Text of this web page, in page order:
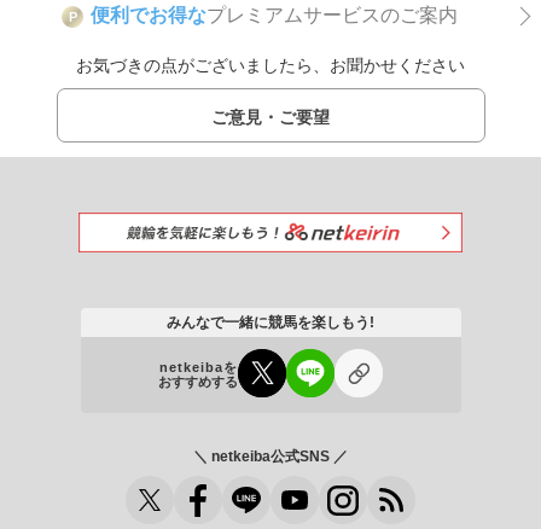
P 便利でお得なプレミアムサービスのご案内
お気づきの点がございましたら、お聞かせください
ご意見・ご要望
みんなで一緒に競馬を楽しもう!
netkeibaを
おすすめする
＼ netkeiba公式SNS ／